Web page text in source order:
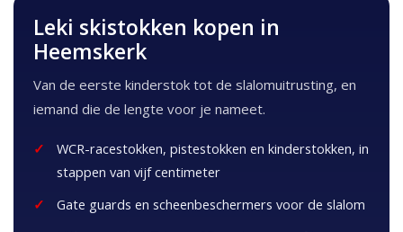
Leki skistokken kopen in
Heemskerk
Van de eerste kinderstok tot de slalomuitrusting, en
iemand die de lengte voor je nameet.
WCR-racestokken, pistestokken en kinderstokken, in
stappen van vijf centimeter
Gate guards en scheenbeschermers voor de slalom